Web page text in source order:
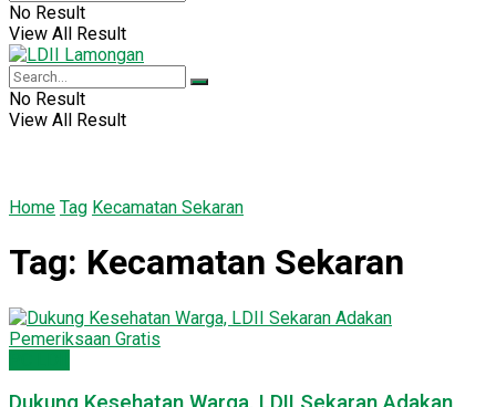
No Result
View All Result
No Result
View All Result
Home Tag Kecamatan Sekaran
Tag: Kecamatan Sekaran